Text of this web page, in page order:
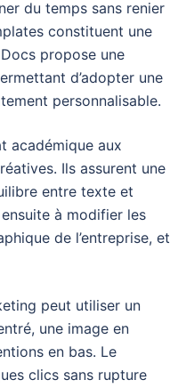
du temps sans renier
constituent une
propose une
d’adopter une
personnalisable.
académique aux
Ils assurent une
entre texte et
à modifier les
de l’entreprise, et
peut utiliser un
une image en
en bas. Le
clics sans rupture